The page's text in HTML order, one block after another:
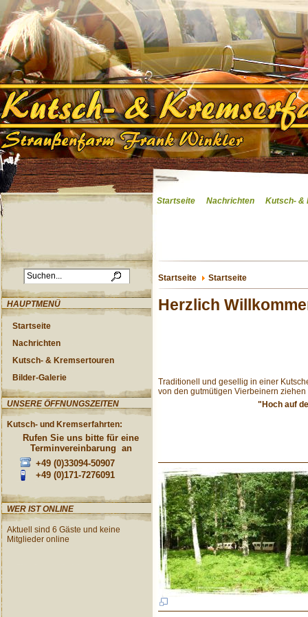
Startseite Nachrichten Kutsch- &
Startseite Startseite
HAUPTMENÜ
Startseite
Nachrichten
Kutsch- & Kremsertouren
Bilder-Galerie
UNSERE ÖFFNUNGSZEITEN
Kutsch- und Kremserfahrten:
Rufen Sie uns bitte für eine
Terminvereinbarung an
+49 (0)33094-50907
+49 (0)171-7276091
WER IST ONLINE
Aktuell sind 6 Gäste und keine
Mitglieder online
Herzlich
Traditionell und gesellig in einer
von den gutmütigen Vierbeinern
"Hoch auf